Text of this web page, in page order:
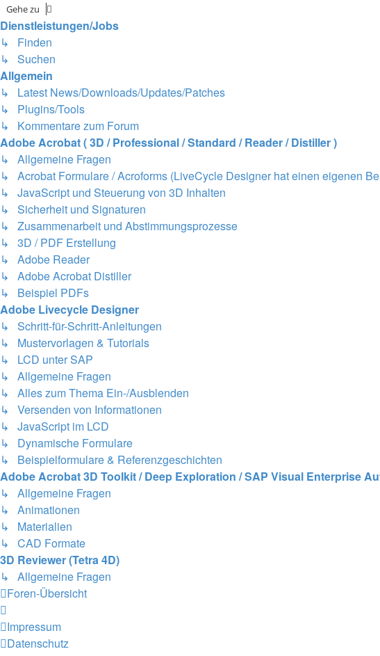
Gehe zu
Dienstleistungen/Jobs
↳ Finden
↳ Suchen
Allgemein
↳ Latest News/Downloads/Updates/Patches
↳ Plugins/Tools
↳ Kommentare zum Forum
Adobe Acrobat ( 3D / Professional / Standard / Reader / Distiller )
↳ Allgemeine Fragen
↳ Acrobat Formulare / Acroforms (LiveCycle Designer hat einen eigenen
↳ JavaScript und Steuerung von 3D Inhalten
↳ Sicherheit und Signaturen
↳ Zusammenarbeit und Abstimmungsprozesse
↳ 3D / PDF Erstellung
↳ Adobe Reader
↳ Adobe Acrobat Distiller
↳ Beispiel PDFs
Adobe Livecycle Designer
↳ Schritt-für-Schritt-Anleitungen
↳ Mustervorlagen & Tutorials
↳ LCD unter SAP
↳ Allgemeine Fragen
↳ Alles zum Thema Ein-/Ausblenden
↳ Versenden von Informationen
↳ JavaScript im LCD
↳ Dynamische Formulare
↳ Beispielformulare & Referenzgeschichten
Adobe Acrobat 3D Toolkit / Deep Exploration / SAP Visual Enterprise
↳ Allgemeine Fragen
↳ Animationen
↳ Materialien
↳ CAD Formate
3D Reviewer (Tetra 4D)
↳ Allgemeine Fragen
Foren-Übersicht
Impressum
Datenschutz